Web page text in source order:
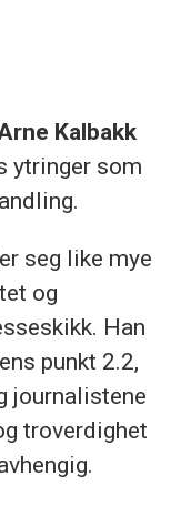
Kalbakk
ytringer som
seg like mye
og
Han
punkt 2.2,
journalistene
troverdighet